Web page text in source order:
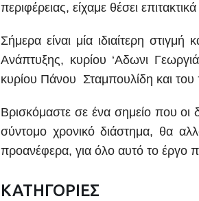
περιφέρειας, είχαμε θέσει
Σήμερα είναι μία ιδιαίτερη
Ανάπτυξης, κυρίου ‘Αδωνι
κυρίου Πάνου Σταμπουλίδη και του
Βρισκόμαστε σε ένα σημείο που οι
σύντομο χρονικό διάστημα, θα
προανέφερα, για όλο αυτό το έργο
ΚΑΤΗΓΟΡΙΕΣ